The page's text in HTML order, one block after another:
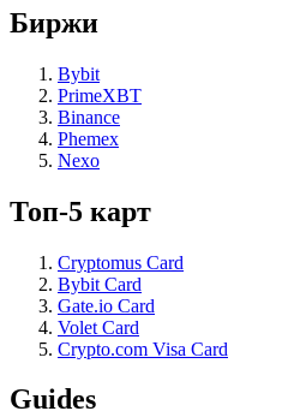
Биржи
Bybit
PrimeXBT
Binance
Phemex
Nexo
Топ-5 карт
Cryptomus Card
Bybit Card
Gate.io Card
Volet Card
Crypto.com Visa Card
Guides